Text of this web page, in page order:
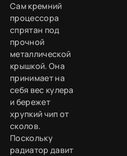
Сам кремний
процессора
спрятан под
прочной
металлической
крышкой. Она
принимает на
себя вес кулера
и бережет
хрупкий чип от
сколов.
Поскольку
радиатор давит